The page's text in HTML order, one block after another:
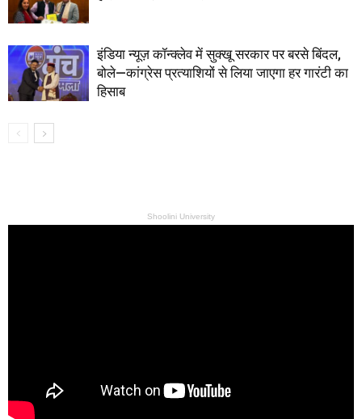
इंडिया न्यूज़ कॉन्क्लेव में सुक्खू सरकार पर बरसे बिंदल,
बोले—कांग्रेस प्रत्याशियों से लिया जाएगा हर गारंटी का
हिसाब
Shoolini University